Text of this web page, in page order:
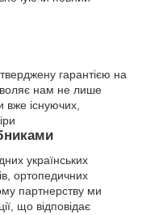
гарантією на
нам не лише
вже існуючих,
українських
ортопедичних
партнерству ми
що відповідає